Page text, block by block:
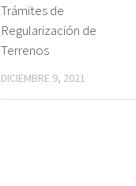
Trámites de
Regularización de
Terrenos
DICIEMBRE 9, 2021